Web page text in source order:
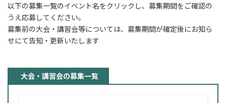
以下の募集一覧のイベント名をクリックし、募集期間をご確認の
うえ応募してください。
募集前の大会・講習会等については、募集期間が確定後にお知ら
せにて告知・更新いたします
大会・講習会の募集一覧